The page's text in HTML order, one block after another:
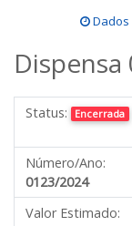
Status: Encerrada
Número/Ano:
0123/2024
Valor Estimado: